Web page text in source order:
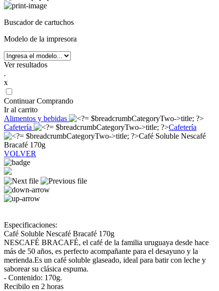
Buscador de cartuchos
Modelo de la impresora
Ver resultados
.
x
Continuar Comprando
Ir al carrito
Alimentos y bebidas
Cafetería
Cafetería
Café Soluble Nescafé
Bracafé 170g
VOLVER
Especificaciones:
Café Soluble Nescafé Bracafé 170g
NESCAFÉ BRACAFÉ, el café de la familia uruguaya desde hace
más de 50 años, es perfecto acompañante para el desayuno y la
merienda.Es un café soluble glaseado, ideal para batir con leche y
saborear su clásica espuma.
- Contenido: 170g.
Recibilo en 2 horas